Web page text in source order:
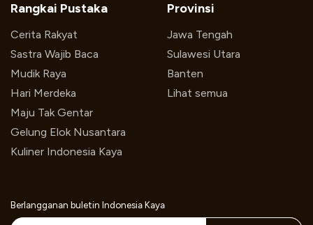
Rangkai Pustaka
Cerita Rakyat
Sastra Wajib Baca
Mudik Raya
Hari Merdeka
Maju Tak Gentar
Gelung Elok Nusantara
Kuliner Indonesia Kaya
Provinsi
Jawa Tengah
Sulawesi Utara
Banten
Lihat semua
Berlangganan buletin Indonesia Kaya